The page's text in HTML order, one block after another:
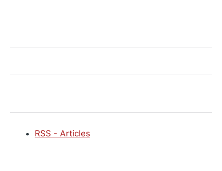
RSS - Articles